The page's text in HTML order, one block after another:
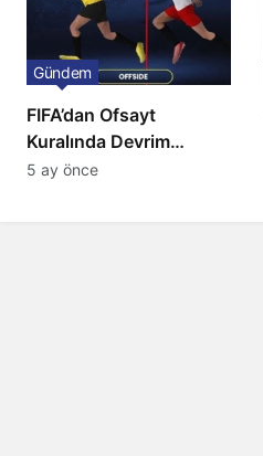
FIFA’dan Ofsayt
Kuralında Devrim
Niteliğinde Onay
Gündem
5 ay önce